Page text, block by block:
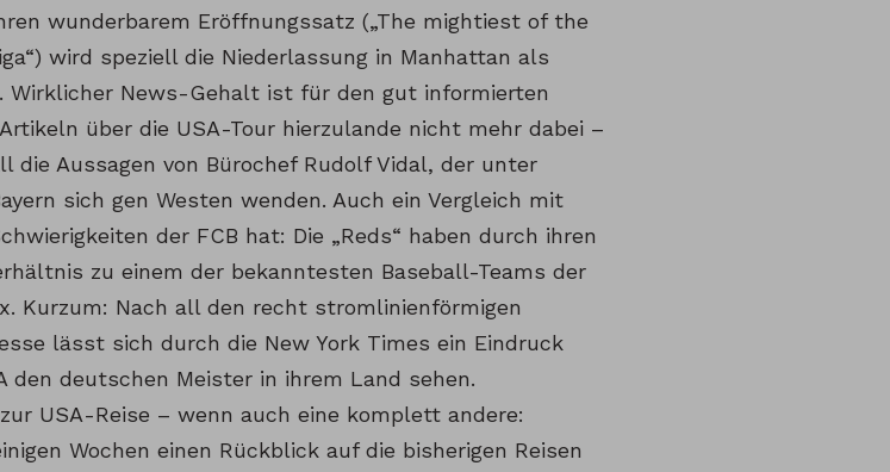
wunderbarem Eröffnungssatz („The mightiest of the
wird speziell die Niederlassung in Manhattan als
News-Gehalt ist für den gut informierten
über die USA-Tour hierzulande nicht mehr dabei –
die Aussagen von Bürochef Rudolf Vidal, der unter
sich gen Westen wenden. Auch ein Vergleich mit
der FCB hat: Die „Reds“ haben durch ihren
zu einem der bekanntesten Baseball-Teams der
Kurzum: Nach all den recht stromlinienförmigen
lässt sich durch die New York Times ein Eindruck
den deutschen Meister in ihrem Land sehen.
USA-Reise – wenn auch eine komplett andere:
Wochen einen Rückblick auf die bisherigen Reisen